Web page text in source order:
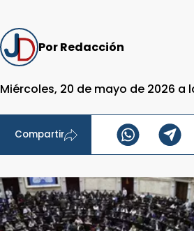
Por Redacción
Miércoles, 20 de mayo de 2026 a
Compartir